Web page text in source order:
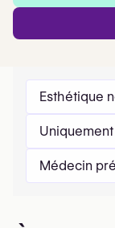
Esthétique
Médecin